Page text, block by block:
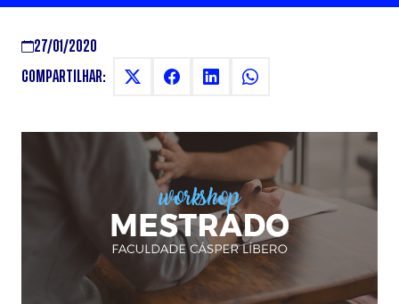
27/01/2020
COMPARTILHAR: